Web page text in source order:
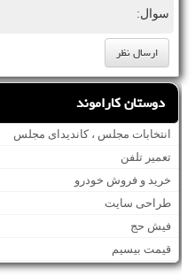
سوال:
دوستان کاراموند
انتخابات مجلس ، کاندیدای مجلس
تعمیر تلفن
خرید و فروش خودرو
طراحی سایت
فیش حج
قیمت بیسیم